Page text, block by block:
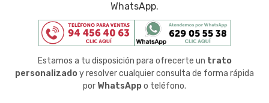
WhatsApp.
Estamos a tu disposición para ofrecerte un trato
personalizadoy resolver cualquier consulta de forma rápida
por WhatsAppo teléfono.